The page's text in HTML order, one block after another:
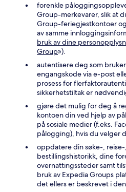
forenkle
Group-merkevarer, slik at
Group-feriegjestkontoer
av samme
bruk av dine
Group»).
autentisere deg som
engangskode via e-post
prosess for
sikkerhetstiltak er
gjøre det mulig for deg å
kontoen din ved hjelp av
på sosiale medier (f.eks.
pålogging), hvis du velger
oppdatere din søke-,
bestillingshistorikk, dine
overnattingssteder samt
bruk av Expedia Groups
det ellers er beskrevet i